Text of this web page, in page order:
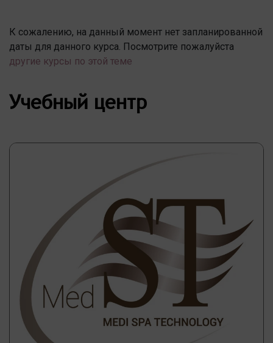
К сожалению, на данный момент нет запланированной
даты для данного курса. Посмотрите пожалуйста
другие курсы по этой теме
Учебный центр